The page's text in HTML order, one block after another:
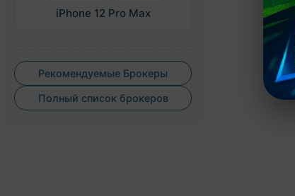
iPhone 12 Pro Max
Рекомендуемые Брокеры
Полный список брокеров